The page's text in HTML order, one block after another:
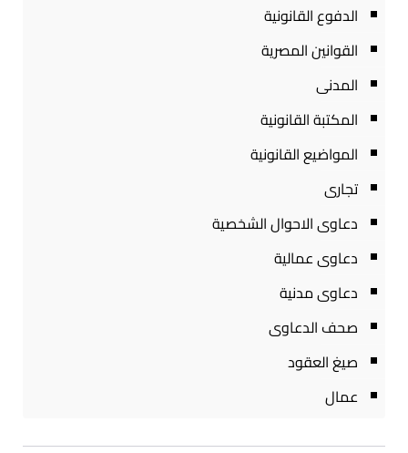
الدفوع القانونية
القوانين المصرية
المدنى
المكتبة القانونية
المواضيع القانونية
تجارى
دعاوى الاحوال الشخصية
دعاوى عمالية
دعاوى مدنية
صحف الدعاوى
صيغ العقود
عمال